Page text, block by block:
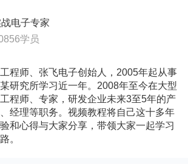
电子专家
学员
程师、张飞电子创始人，2005年起从事
研究所学习近一年。2008年至今在大型
程师、专家，研发企业未来3至5年的产
经理等职务。视频教程将自己这十多年
和心得与大家分享，带领大家一起学习
。